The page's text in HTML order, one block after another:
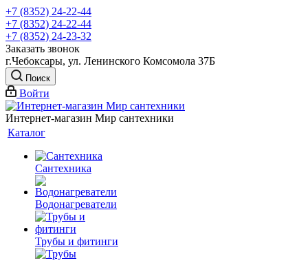
+7 (8352) 24-22-44
+7 (8352) 24-22-44
+7 (8352) 24-23-32
Заказать звонок
г.Чебоксары, ул. Ленинского Комсомола 37Б
Поиск
Войти
Интернет-магазин Мир сантехники
Каталог
Сантехника
Водонагреватели
Трубы и фитинги